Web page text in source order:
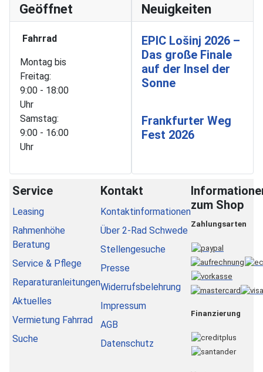
Geöffnet
Fahrrad
Montag bis
Freitag:
9:00 - 18:00
Uhr
Samstag:
9:00 - 16:00
Uhr
Neuigkeiten
EPIC Lošinj 2026 –
Das große Finale
auf der Insel der
Sonne
Frankfurter Weg
Fest 2026
Service
Leasing
Rahmenhöhe
Beratung
Service & Pflege
Reparaturanleitungen
Aktuelles
Vermietung Fahrrad
Suche
Kontakt
Kontaktinformationen
Über 2-Rad Schwede
Stellengesuche
Presse
Widerrufsbelehrung
Impressum
AGB
Datenschutz
zum Shop
Zahlungsarten
Finanzierung